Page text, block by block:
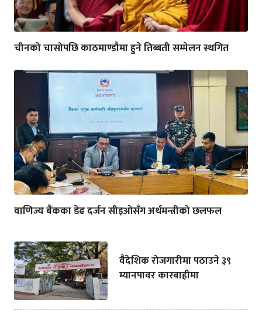
चीनको चासोपछि काठमाण्डौमा हुने तिब्बती सम्मेलन स्थगित
वाणिज्य बैंकका डेढ दर्जन सीइओसँग अर्थमन्त्रीको छलफल
वैदेशिक रोजगारीमा पठाउने ३९
म्यानपावर कारबाहीमा